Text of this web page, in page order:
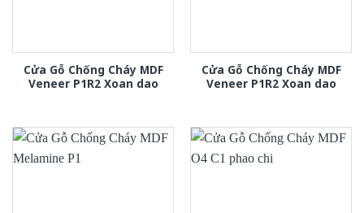
Cửa Gỗ Chống Cháy MDF
Veneer P1R2 Xoan dao
Cửa Gỗ Chống Cháy MDF
Veneer P1R2 Xoan dao